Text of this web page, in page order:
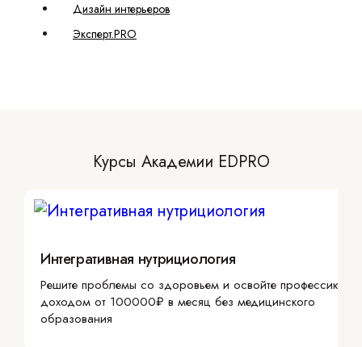
Дизайн интерьеров
Эксперт.PRO
Курсы Академии EDPRO
Интегративная нутрициология
Решите проблемы со здоровьем и освойте профессию с
доходом от 100000₽ в месяц без медицинского
образования